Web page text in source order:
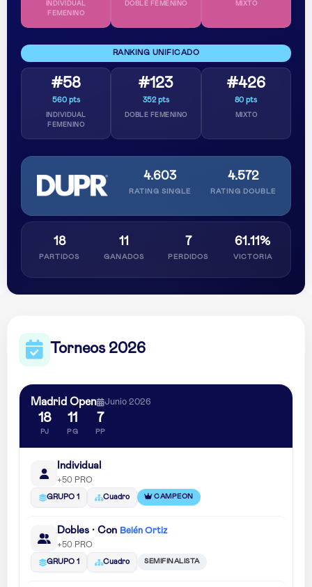
INDIVIDUAL
FEMENINO
DOBLE FEMENINO MIXTO
RANKING UNIFICADO
#58
560 pts
INDIVIDUAL
FEMENINO
#123
352 pts
DOBLE FEMENINO
#426
80 pts
MIXTO
4.603
RATING SINGLE
4.572
RATING DOUBLE
18
PARTIDOS
11
GANADOS
7
PERDIDOS
61.11%
VICTORIA
Torneos 2026
Madrid Open Junio 2026
18
PJ
11
PG
7
PP
Individual
+50 PRO
GRUPO 1 Cuadro CAMPEON
Dobles · Con Belén Ortiz
+50 PRO
GRUPO 1 Cuadro SEMIFINALISTA